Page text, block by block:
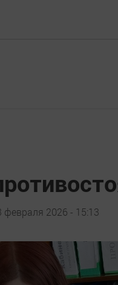
февраля 2026 - 15:13